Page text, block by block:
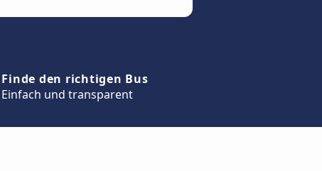
Finde den richtigen Bus
Einfach und transparent